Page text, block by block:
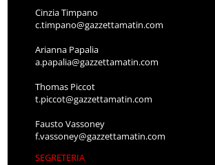
Cinzia Timpano
c.timpano@gazzettamatin.com
Arianna Papalia
a.papalia@gazzettamatin.com
Thomas Piccot
t.piccot@gazzettamatin.com
Fausto Vassoney
f.vassoney@gazzettamatin.com
SEGRETERIA